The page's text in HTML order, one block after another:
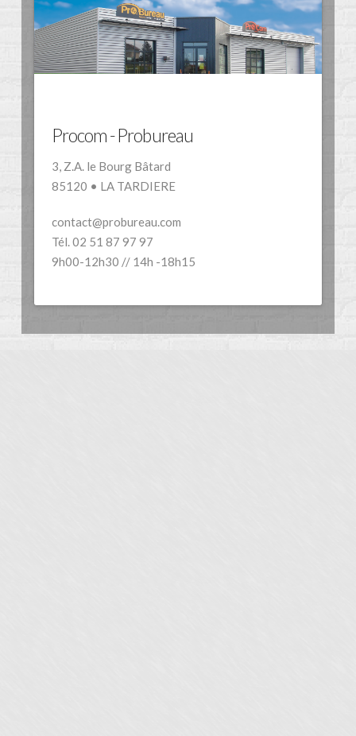
Procom - Probureau
3, Z.A. le Bourg Bâtard
85120 • LA TARDIERE
contact@probureau.com
Tél. 02 51 87 97 97
9h00-12h30 // 14h -18h15